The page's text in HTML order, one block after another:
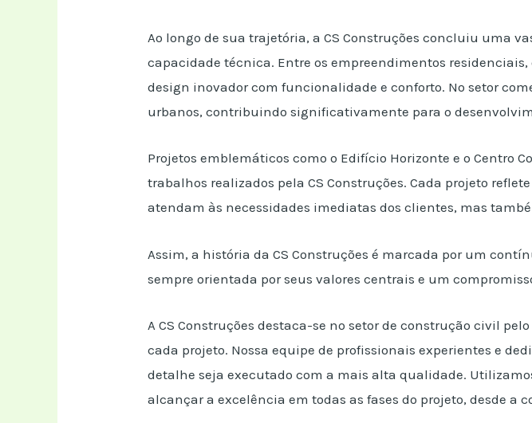
Ao longo de sua trajetória, a CS Construções concluiu uma
capacidade técnica. Entre os empreendimentos
design inovador com funcionalidade e conforto. No setor
urbanos, contribuindo significativamente para o
Projetos emblemáticos como o Edifício Horizonte e o Centro
trabalhos realizados pela CS Construções. Cada projeto
atendam às necessidades imediatas dos clientes, mas
Assim, a história da CS Construções é marcada por um
sempre orientada por seus valores centrais e um
A CS Construções destaca-se no setor de construção civil
cada projeto. Nossa equipe de profissionais experientes e
detalhe seja executado com a mais alta qualidade.
alcançar a excelência em todas as fases do projeto, desde a